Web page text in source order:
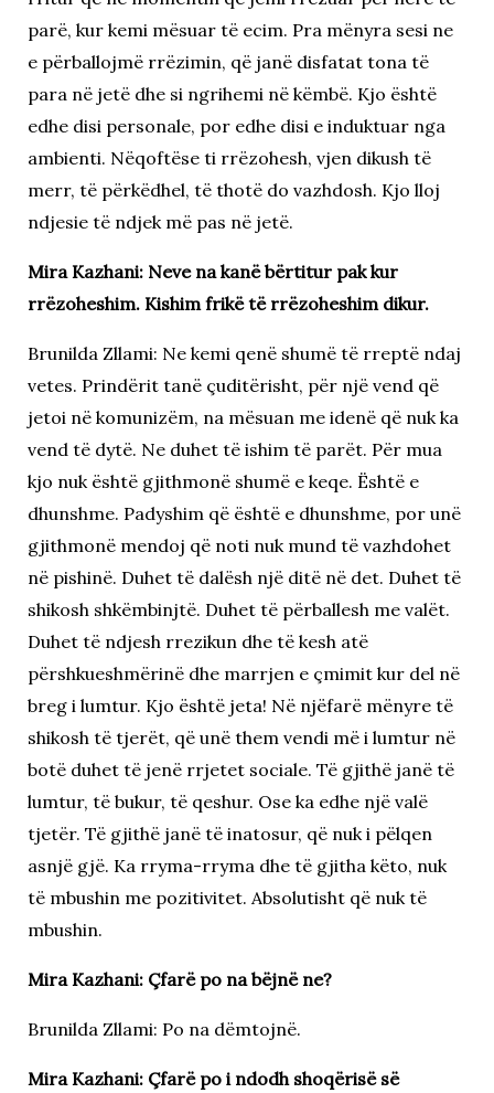
parë, kur kemi mësuar të ecim. Pra mënyra sesi ne
e përballojmë rrëzimin, që janë disfatat tona të
para në jetë dhe si ngrihemi në këmbë. Kjo është
edhe disi personale, por edhe disi e induktuar nga
ambienti. Nëqoftëse ti rrëzohesh, vjen dikush të
merr, të përkëdhel, të thotë do vazhdosh. Kjo lloj
ndjesie të ndjek më pas në jetë.
Mira Kazhani: Neve na kanë bërtitur pak kur
rrëzoheshim. Kishim frikë të rrëzoheshim dikur.
Brunilda Zllami: Ne kemi qenë shumë të rreptë ndaj
vetes. Prindërit tanë çuditërisht, për një vend që
jetoi në komunizëm, na mësuan me idenë që nuk ka
vend të dytë. Ne duhet të ishim të parët. Për mua
kjo nuk është gjithmonë shumë e keqe. Është e
dhunshme. Padyshim që është e dhunshme, por unë
gjithmonë mendoj që noti nuk mund të vazhdohet
në pishinë. Duhet të dalësh një ditë në det. Duhet të
shikosh shkëmbinjtë. Duhet të përballesh me valët.
Duhet të ndjesh rrezikun dhe të kesh atë
përshkueshmërinë dhe marrjen e çmimit kur del në
breg i lumtur. Kjo është jeta! Në njëfarë mënyre të
shikosh të tjerët, që unë them vendi më i lumtur në
botë duhet të jenë rrjetet sociale. Të gjithë janë të
lumtur, të bukur, të qeshur. Ose ka edhe një valë
tjetër. Të gjithë janë të inatosur, që nuk i pëlqen
asnjë gjë. Ka rryma-rryma dhe të gjitha këto, nuk
të mbushin me pozitivitet. Absolutisht që nuk të
mbushin.
Mira Kazhani: Çfarë po na bëjnë ne?
Brunilda Zllami: Po na dëmtojnë.
Mira Kazhani: Çfarë po i ndodh shoqërisë së